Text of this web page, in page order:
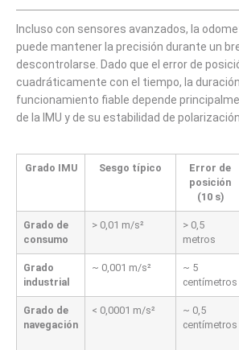
Incluso con sensores avanzados, la
puede mantener la precisión durante un
descontrolarse. Dado que el error de
cuadráticamente con el tiempo, la
funcionamiento fiable depende
de la IMU y de su estabilidad de polarización.
Grado IMU Sesgo típico
Error de
posición
(10 s)
Grado de
consumo
> 0,01 m/s²
> 0,5
metros
Grado
industrial
~ 0,001 m/s²
~ 5
centímetros
Grado de
navegación
< 0,0001 m/s²
~ 0,5
centímetros